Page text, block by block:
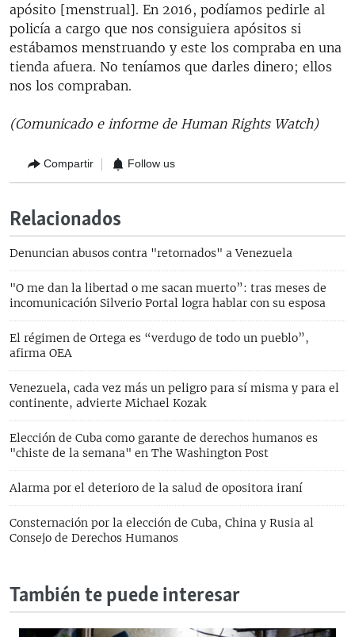
apósito [menstrual]. En 2016, podíamos pedirle al
policía a cargo que nos consiguiera apósitos si
estábamos menstruando y este los compraba en una
tienda afuera. No teníamos que darles dinero; ellos
nos los compraban.
(Comunicado e informe de Human Rights Watch)
Compartir Follow us
Relacionados
Denuncian abusos contra "retornados" a Venezuela
"O me dan la libertad o me sacan muerto”: tras meses de
incomunicación Silverio Portal logra hablar con su esposa
El régimen de Ortega es “verdugo de todo un pueblo”,
afirma OEA
Venezuela, cada vez más un peligro para sí misma y para el
continente, advierte Michael Kozak
Elección de Cuba como garante de derechos humanos es
"chiste de la semana" en The Washington Post
Alarma por el deterioro de la salud de opositora iraní
Consternación por la elección de Cuba, China y Rusia al
Consejo de Derechos Humanos
También te puede interesar